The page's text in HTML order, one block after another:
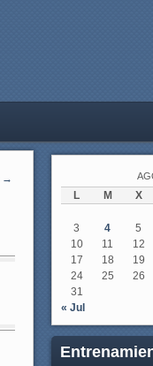
→
L M X
3
4 5
10
11 12
17
18 19
24
25 26
31
« Jul